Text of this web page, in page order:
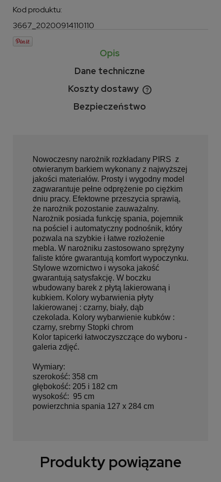
Kod produktu:
3667_20200914110110
Opis
Dane techniczne
Koszty dostawy
Cena nie zawiera ewentualnych kosztów płatności
Bezpieczeństwo
Nowoczesny narożnik rozkładany PIRS z
otwieranym barkiem wykonany z najwyższej
jakości materiałów. Prosty i wygodny model
zagwarantuje pełne odprężenie po ciężkim
dniu pracy. Efektowne przeszycia sprawią,
że narożnik pozostanie zauważalny.
Narożnik posiada funkcję spania, pojemnik
na pościel i automatyczny podnośnik, który
pozwala na szybkie i łatwe rozłożenie
mebla. W narożniku zastosowano sprężyny
faliste które gwarantują komfort wypoczynku.
Stylowe wzornictwo i wysoka jakość
gwarantują satysfakcję. W boczku
wbudowany barek z płytą lakierowaną i
kubkiem. Kolory wybarwienia płyty
lakierowanej : czarny, biały, dąb
czekolada. Kolory wybarwienie kubków :
czarny, srebrny Stopki chrom
Kolor tapicerki łatwoczyszczące do wyboru -
galeria zdjęć.
Wymiary:
szerokość: 358 cm
głębokość: 205 i 182 cm
wysokość: 95 cm
powierzchnia spania 127 x 284 cm
Produkty powiązane